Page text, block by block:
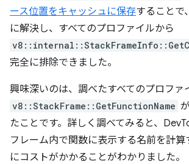
ース位置をキャッシュに保存することで
に解決し、すべてのプロファイルから
完全に排除できました。
興味深いのは、調べたすべてのプロファ
v8::StackFrame::GetFunctionName
たことです。詳しく調べてみると、
フレーム内で関数に表示する名前を計
にコストがかかることがわかりました。